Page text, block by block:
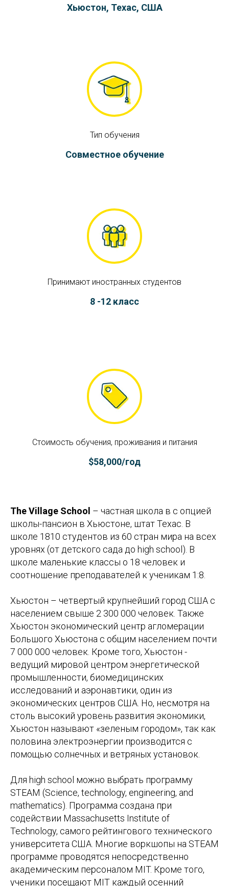
Хьюстон, Техас, США
Тип обучения
Совместное обучение
Принимают иностранных студентов
8 -12 класс
Стоимость обучения, проживания и питания
$58,000/год
The Village School – частная школа в с опцией
школы-пансион в Хьюстоне, штат Техас. В
школе 1810 студентов из 60 стран мира на всех
уровнях (от детского сада до high school). В
школе маленькие классы о 18 человек и
соотношение преподавателей к ученикам 1:8.
Хьюстон – четвертый крупнейший город США с
населением свыше 2 300 000 человек. Также
Хьюстон экономический центр агломерации
Большого Хьюстона с общим населением почти
7 000 000 человек. Кроме того, Хьюстон -
ведущий мировой центром энергетической
промышленности, биомедицинских
исследований и аэронавтики, один из
экономических центров США. Но, несмотря на
столь высокий уровень развития экономики,
Хьюстон называют «зеленым городом», так как
половина электроэнергии производится с
помощью солнечных и ветряных установок.
Для high school можно выбрать программу
STEAM (Science, technology, engineering, and
mathematics). Программа создана при
содействии Massachusetts Institute of
Technology, самого рейтингового технического
университета США. Многие воркшопы на STEAM
программе проводятся непосредственно
академическим персоналом MIT. Кроме того,
ученики посещают MIT каждый осенний